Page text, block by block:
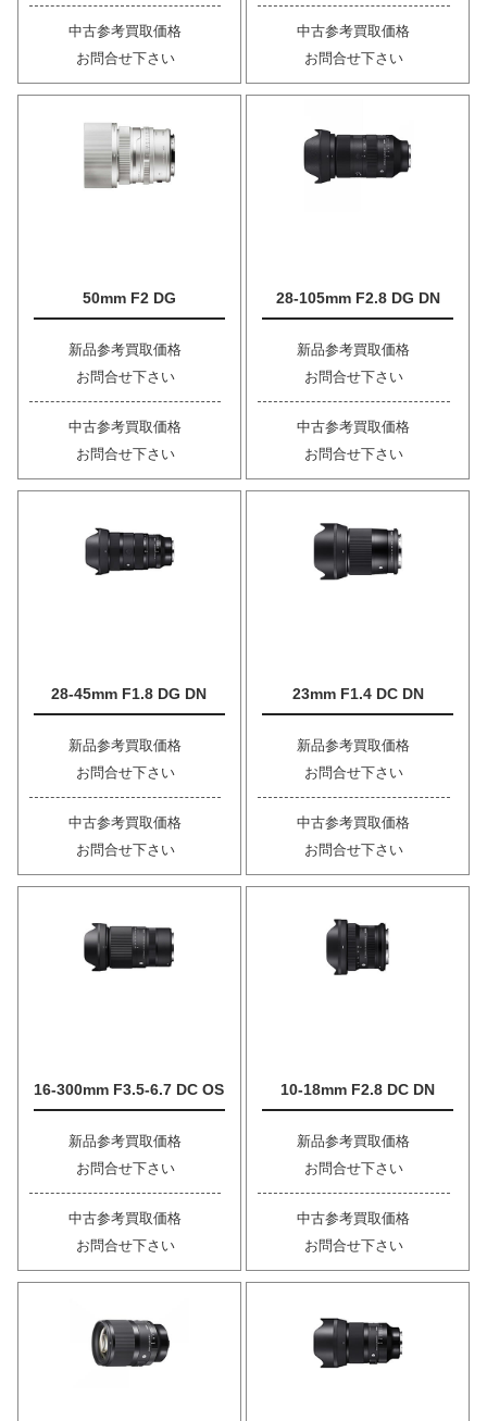
中古参考買取価格
お問合せ下さい
中古参考買取価格
お問合せ下さい
50mm F2 DG
新品参考買取価格
お問合せ下さい
中古参考買取価格
お問合せ下さい
28-105mm F2.8 DG DN
新品参考買取価格
お問合せ下さい
中古参考買取価格
お問合せ下さい
28-45mm F1.8 DG DN
新品参考買取価格
お問合せ下さい
中古参考買取価格
お問合せ下さい
23mm F1.4 DC DN
新品参考買取価格
お問合せ下さい
中古参考買取価格
お問合せ下さい
16-300mm F3.5-6.7 DC OS
新品参考買取価格
お問合せ下さい
中古参考買取価格
お問合せ下さい
10-18mm F2.8 DC DN
新品参考買取価格
お問合せ下さい
中古参考買取価格
お問合せ下さい